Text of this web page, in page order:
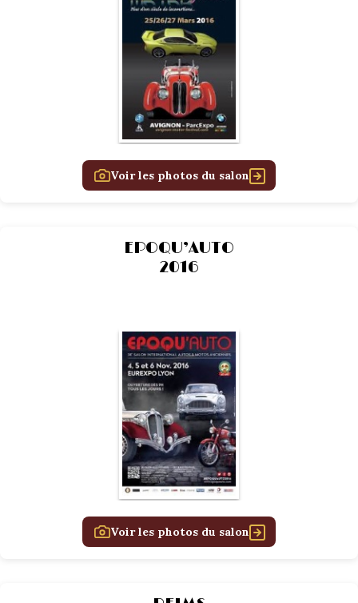
Notre local
La Boutique
Les pièces
L’assurance
La Revue
Les salons
La traction
La Traction des
membres
Bibliographie
Présentation 11
Evolution 7 et 11 -
1934/1941
Evolution 11 –
1945/1952
Evolution 11 –
1952/1957
1938/1947
1947/1955
Voir les photos du salon
EPOQU’AUTO
2016
Voir les photos du salon